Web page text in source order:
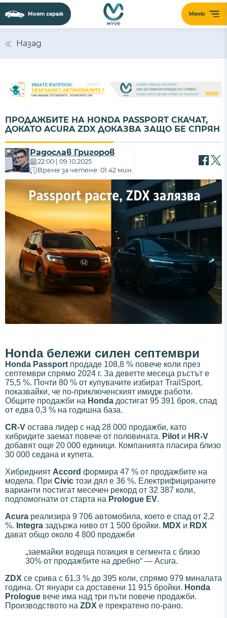
Меню
Моят гараж
Назад
ПРОДАЖБИТЕ НА HONDA PASSPORT СКАЧАТ,
ДОКАТО ACURA ZDX ДОКАЗВА ЗАЩО БЕ СПРЯН
Радослав Григоров
22:00 | 09.10.2025
Време за четене: 01:42 мин.
Honda бележи силен септември
Honda Passport продаде 108,8 % повече коли през
септември спрямо 2024 г. За деветте месеца ръстът е
75,5 %. Почти 80 % от купувачите избират TrailSport,
показвайки, че по-приключенският имидж работи.
Общите продажби на Honda достигат 95 391 броя, спад
от едва 0,3 % на годишна база.
CR-V остава лидер с над 28 000 продажби, като
хибридите заемат повече от половината. Pilot и HR-V
добавят още 20 000 единици. Компанията пласира близо
30 000 седана и купета.
Хибридният Accord формира 47 % от продажбите на
модела. При Civic този дял е 36 %. Електрифицираните
варианти постигат месечен рекорд от 32 387 коли,
подпомогнати от старта на Prologue EV.
Acura реализира 9 706 автомобила, което е спад от 2,2
%. Integra задържа ниво от 1 500 бройки. MDX и RDX
дават общо около 4 800 продажби
„заемайки водеща позиция в сегмента с близо
30% от продажбите на дребно“ — Acura.
ZDX се срива с 61,3 % до 395 коли, спрямо 979 миналата
година. От януари са доставени 11 915 бройки. Honda
Prologue вече има над три пъти повече продажби.
Производството на ZDX е прекратено по-рано.